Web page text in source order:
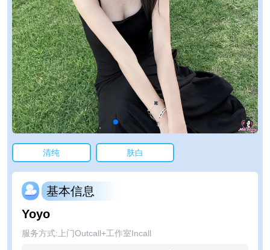
清纯 肤白
基本信息
Yoyo
服务方式: 上门Outcall+工作室Incall